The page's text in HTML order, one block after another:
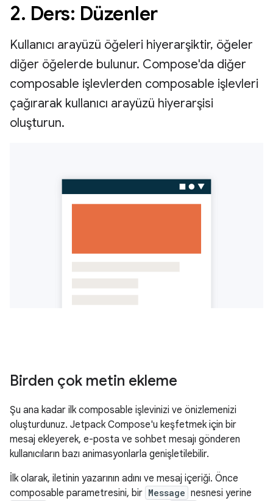
2. Ders: Düzenler
Kullanıcı arayüzü öğeleri hiyerarşiktir, öğeler
diğer öğelerde bulunur. Compose'da diğer
composable işlevlerden composable işlevleri
çağırarak kullanıcı arayüzü hiyerarşisi
oluşturun.
Birden çok metin ekleme
Şu ana kadar ilk composable işlevinizi ve önizlemenizi
oluşturdunuz. Jetpack Compose'u keşfetmek için bir
mesaj ekleyerek, e-posta ve sohbet mesajı gönderen
kullanıcıların bazı animasyonlarla genişletilebilir.
İlk olarak, iletinin yazarının adını ve mesaj içeriği. Önce
composable parametresini, bir Message nesnesi yerine